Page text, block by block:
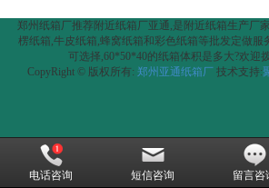
郑州纸箱厂推荐附近纸箱厂亚通,是附近纸箱生产厂
楞纸箱,牛皮纸箱,蜂窝纸箱和彩色纸箱等批发定做服
可选择,60*50*40的纸箱体积是多大?欢迎
CopyRight © 版权所有: 郑州亚通纸箱厂 技术支持:
电话咨询 短信咨询 留言咨